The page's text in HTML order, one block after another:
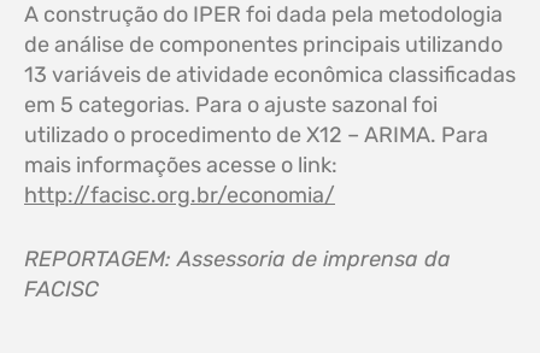
A construção do IPER foi dada pela metodologia
de análise de componentes principais utilizando
13 variáveis de atividade econômica classificadas
em 5 categorias. Para o ajuste sazonal foi
utilizado o procedimento de X12 – ARIMA. Para
mais informações acesse o link:
http://facisc.org.br/economia/
REPORTAGEM: Assessoria de imprensa da
FACISC